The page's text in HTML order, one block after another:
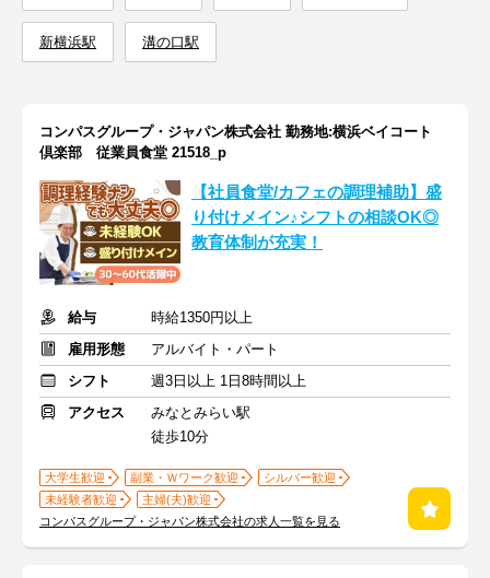
新横浜駅 溝の口駅
コンパスグループ・ジャパン株式会社 勤務地:横浜ベイコート
倶楽部 従業員食堂 21518_p
【社員食堂/カフェの調理補助】盛
り付けメイン♪シフトの相談OK◎
教育体制が充実！
給与
時給1350円以上
雇用形態
アルバイト・パート
シフト
週3日以上 1日8時間以上
アクセス
みなとみらい駅
徒歩10分
大学生歓迎 副業・Ｗワーク歓迎
シルバー歓迎
未経験者歓迎
主婦(夫)歓迎
コンパスグループ・ジャパン株式会社の求人一覧を見る